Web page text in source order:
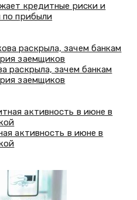
кредитные риски и
по прибыли
раскрыла, зачем банкам
заемщиков
активность в июне в